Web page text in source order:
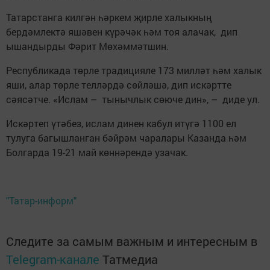
Татарстанга килгән һәркем җирле халыкның
бердәмлектә яшәвен күрәчәк һәм тоя алачак, дип
ышандырды Фәрит Мөхәммәтшин.
Республикада төрле традицияле 173 милләт һәм халык
яши, алар төрле телләрдә сөйләшә, дип искәртте
сәясәтче. «Ислам – тынычлык сөюче дин», – диде ул.
Искәртеп үтәбез, ислам динен кабул итүгә 1100 ел
тулуга багышланган бәйрәм чаралары Казанда һәм
Болгарда 19-21 май көннәрендә узачак.
"Татар-информ"
Следите за самым важным и интересным в
Telegram-канале Татмедиа